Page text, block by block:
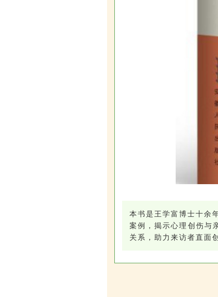
本书是王学富博士十余
案例，揭示心理创伤与
关系，助力来访者直面